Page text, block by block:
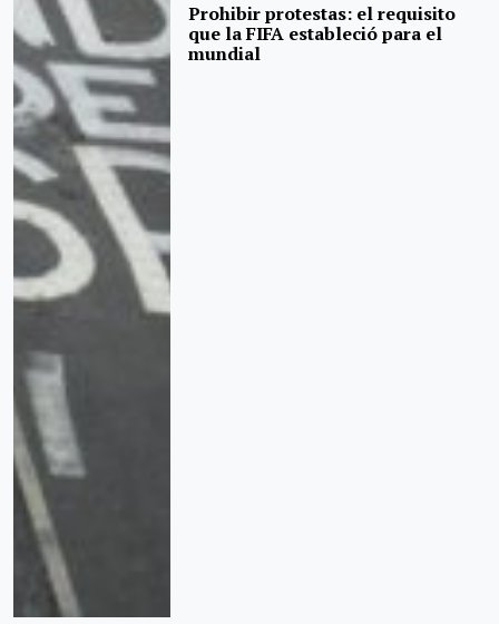
Prohibir protestas: el requisito
que la FIFA estableció para el
mundial